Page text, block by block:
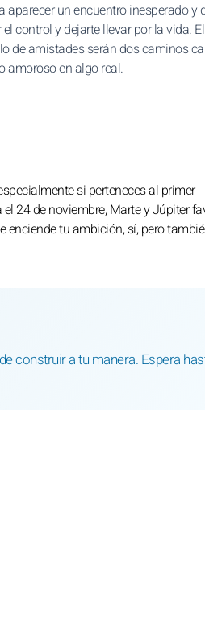
aparecer un encuentro inesperado y
control y dejarte llevar por la vida. El
de amistades serán dos caminos
amoroso en algo real.
si perteneces al primer
24 de noviembre, Marte y Júpiter
enciende tu ambición, sí, pero
construir a tu manera. Espera